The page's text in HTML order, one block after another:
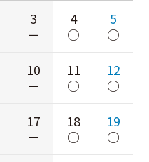
3
－
4
○
5
○
10
－
11
○
12
○
17
－
18
○
19
○